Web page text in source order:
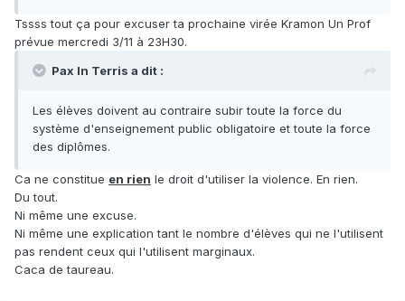
Tssss tout ça pour excuser ta prochaine virée Kramon Un Prof
prévue mercredi 3/11 à 23H30.
Pax In Terris a dit :
Les élèves doivent au contraire subir toute la force du
système d'enseignement public obligatoire et toute la force
des diplômes.
Ca ne constitue en rien le droit d'utiliser la violence. En rien.
Du tout.
Ni même une excuse.
Ni même une explication tant le nombre d'élèves qui ne l'utilisent
pas rendent ceux qui l'utilisent marginaux.
Caca de taureau.